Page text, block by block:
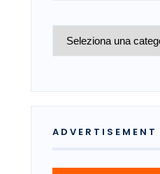
Archivio
ADVERTISEMENT